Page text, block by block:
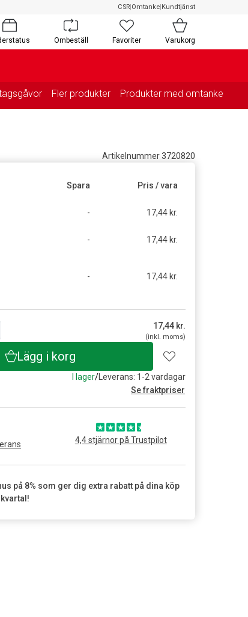
CSR|Omtanke|Kundtjänst
Ombeställ Favoriter Varukorg
Fler produkter Produkter med omtanke
Artikelnummer 3720820
Spara Pris / vara
- 17,44 kr.
- 17,44 kr.
- 17,44 kr.
17,44kr.
(inkl. moms)
Lägg i korg
I lager/Leverans: 1-2 vardagar
Se fraktpriser
4,4 stjärnor på Trustpilot
på 8% som ger dig extra rabatt på dina köp